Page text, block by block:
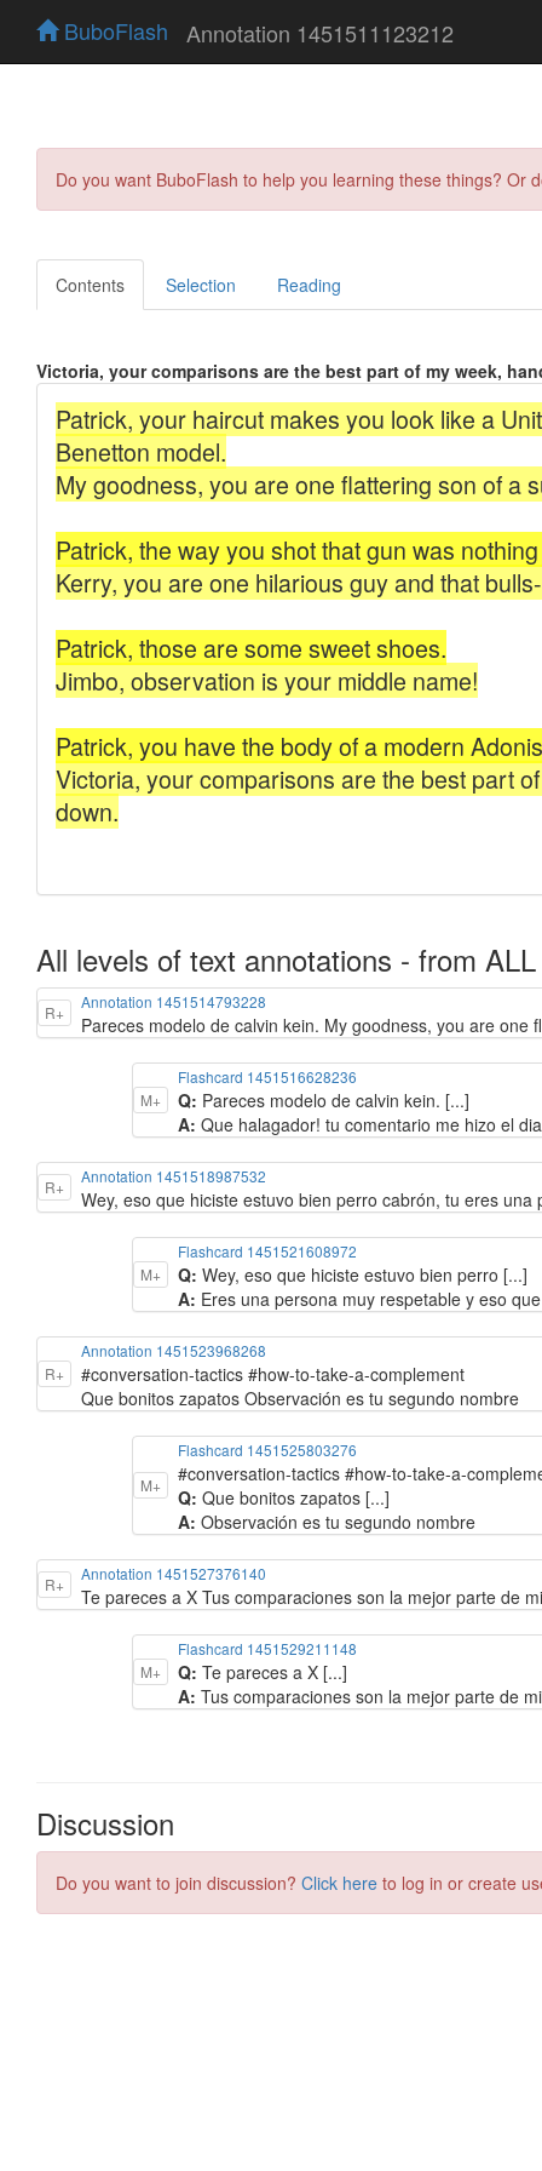
BuboFlash Annotation 1451511123212
Do you want BuboFlash to help you learning these things?
Contents Selection Reading
Victoria, your comparisons are the best part of my week,
All levels of text annotations - from ALL
R+
Annotation 1451514793228
Pareces modelo de calvin kein. My goodness, you are one
M+
Flashcard 1451516628236
Q: Pareces modelo de calvin kein. [...]
A:Que halagador! tu comentario me hizo el dia
R+
Annotation 1451518987532
Wey, eso que hiciste estuvo bien perro cabrón, tu eres
M+
Flashcard 1451521608972
Q:Wey, eso que hiciste estuvo bien perro [...]
A: Eres una persona muy respetable y eso
R+
Annotation 1451523968268
#conversation-tactics #how-to-take-a-complement
Que bonitos zapatos Observación es tu segundo nombre
M+
Flashcard 1451525803276
#conversation-tactics #how-to-take-a-
Q:Que bonitos zapatos [...]
A:Observación es tu segundo nombre
R+
Annotation 1451527376140
Te pareces a X Tus comparaciones son la mejor parte de
M+
Flashcard 1451529211148
Q:Te pareces a X [...]
A:Tus comparaciones son la mejor parte de
Discussion
Do you want to join discussion? Click here to log in or create